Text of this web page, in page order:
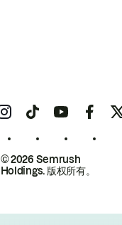
© 2026 Semrush
Holdings. 版权所有。